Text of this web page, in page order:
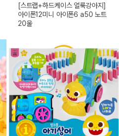
[스트랩+하드케이스 얼룩강아지]
아이폰12미니 아이폰6 a50 노트
20울